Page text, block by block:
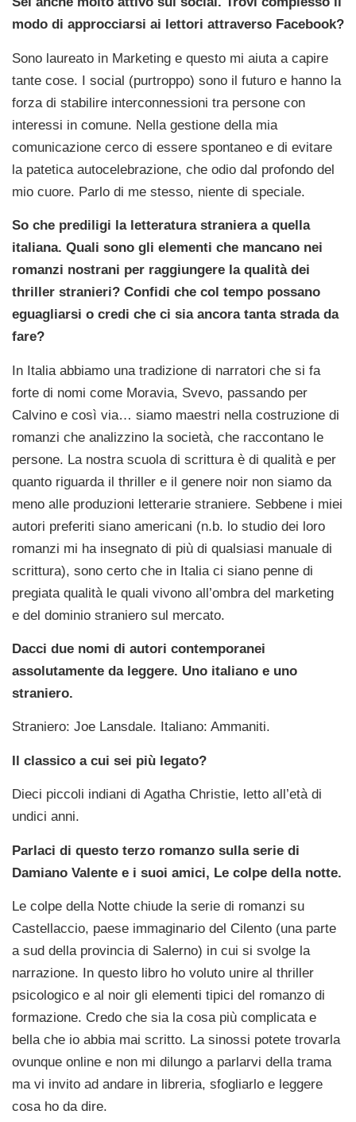
modo di approcciarsi ai lettori attraverso Facebook?
Sono laureato in Marketing e questo mi aiuta a capire
tante cose. I social (purtroppo) sono il futuro e hanno la
forza di stabilire interconnessioni tra persone con
interessi in comune. Nella gestione della mia
comunicazione cerco di essere spontaneo e di evitare
la patetica autocelebrazione, che odio dal profondo del
mio cuore. Parlo di me stesso, niente di speciale.
So che prediligi la letteratura straniera a quella
italiana. Quali sono gli elementi che mancano nei
romanzi nostrani per raggiungere la qualità dei
thriller stranieri? Confidi che col tempo possano
eguagliarsi o credi che ci sia ancora tanta strada da
fare?
In Italia abbiamo una tradizione di narratori che si fa
forte di nomi come Moravia, Svevo, passando per
Calvino e così via… siamo maestri nella costruzione di
romanzi che analizzino la società, che raccontano le
persone. La nostra scuola di scrittura è di qualità e per
quanto riguarda il thriller e il genere noir non siamo da
meno alle produzioni letterarie straniere. Sebbene i miei
autori preferiti siano americani (n.b. lo studio dei loro
romanzi mi ha insegnato di più di qualsiasi manuale di
scrittura), sono certo che in Italia ci siano penne di
pregiata qualità le quali vivono all’ombra del marketing
e del dominio straniero sul mercato.
Dacci due nomi di autori contemporanei
assolutamente da leggere. Uno italiano e uno
straniero.
Straniero: Joe Lansdale. Italiano: Ammaniti.
Il classico a cui sei più legato?
Dieci piccoli indiani di Agatha Christie, letto all’età di
undici anni.
Parlaci di questo terzo romanzo sulla serie di
Damiano Valente e i suoi amici, Le colpe della notte.
Le colpe della Notte chiude la serie di romanzi su
Castellaccio, paese immaginario del Cilento (una parte
a sud della provincia di Salerno) in cui si svolge la
narrazione. In questo libro ho voluto unire al thriller
psicologico e al noir gli elementi tipici del romanzo di
formazione. Credo che sia la cosa più complicata e
bella che io abbia mai scritto. La sinossi potete trovarla
ovunque online e non mi dilungo a parlarvi della trama
ma vi invito ad andare in libreria, sfogliarlo e leggere
cosa ho da dire.